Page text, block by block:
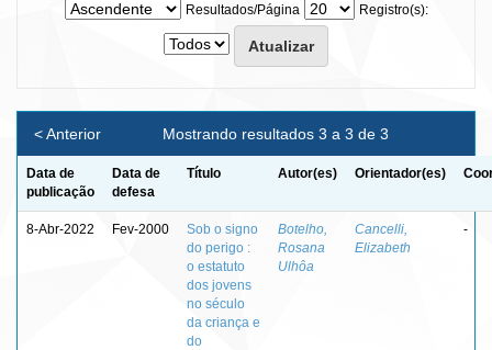
Resultados/Página
Registro(s):
Mostrando resultados 3 a 3 de 3
< Anterior
Data de
publicação
Data de
defesa
Título Autor(es) Orientador(es)
8-Abr-2022 Fev-2000
Sob o signo
do perigo :
o estatuto
dos jovens
no século
da criança e
do
Botelho,
Rosana
Ulhôa
Cancelli,
Elizabeth
-